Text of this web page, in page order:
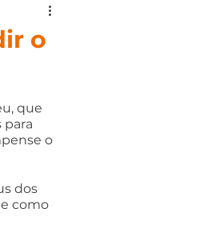
o
que
para
o
dos
como